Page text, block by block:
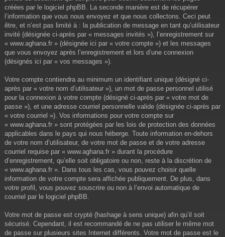
créées par le logiciel phpBB. La seconde manière est de récupérer
l’information que vous nous envoyez et que nous collectons. Ceci peut
être, et n’est pas limité à : la publication de message en tant qu’utilisateur
invité (désignée ci-après par « messages invités »), l’enregistrement sur
« www.aghana.fr » (désignée ici par « votre compte ») et les messages
que vous envoyez après l’enregistrement et lors d’une connexion
(désignés ici par « vos messages »).
Votre compte contiendra au minimum un identifiant unique (désigné ci-
après par « votre nom d’utilisateur »), un mot de passe personnel utilisé
pour la connexion à votre compte (désigné ci-après par « votre mot de
passe »), et une adresse courriel personnelle valide (désignée ci-après par
« votre courriel »). Vos informations pour votre compte sur
« www.aghana.fr » sont protégées par les lois de protection des données
applicables dans le pays qui nous héberge. Toute information en-dehors
de votre nom d’utilisateur, de votre mot de passe et de votre adresse
courriel requise par « www.aghana.fr » durant la procédure
d’enregistrement, qu’elle soit obligatoire ou non, reste à la discrétion de
« www.aghana.fr ». Dans tous les cas, vous pouvez choisir quelle
information de votre compte sera affichée publiquement. De plus, dans
votre profil, vous pouvez souscrire ou non à l’envoi automatique de
courriel par le logiciel phpBB.
Votre mot de passe est crypté (hashage à sens unique) afin qu’il soit
sécurisé. Cependant, il est recommandé de ne pas utiliser le même mot
de passe sur plusieurs sites Internet différents. Votre mot de passe est le